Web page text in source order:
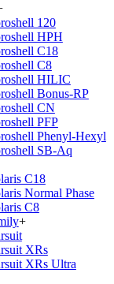
120
HPH
C18
C8
HILIC
Bonus-RP
CN
PFP
Phenyl-Hexyl
SB-Aq
C18
Normal Phase
C8
+
XRs
XRs Ultra